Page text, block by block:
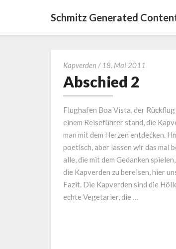
Schmitz Generated
Kapverden / 18. Mai 2011
Abschied 2
Flughafen Boa Vista, der
einem Reiseführer stand, die
man mit dem Herzen entdecken.
poetisch, aber lassen wir das mal
alle, die mit dem Gedanken
die Kapverden zu bereisen, hier
Fazit. Die Kapverden sind die
echte Vegetarier, die …